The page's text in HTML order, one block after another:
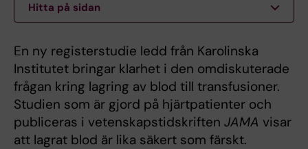
Hitta på sidan
En ny registerstudie ledd från Karolinska
Institutet bringar klarhet i den omdiskuterade
frågan kring lagring av blod till transfusioner.
Studien som är gjord på hjärtpatienter och
publiceras i vetenskapstidskriften JAMA visar
att lagrat blod är lika säkert som färskt.